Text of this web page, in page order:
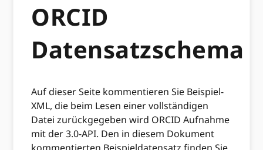
ORCID
Datensatzschema
Auf dieser Seite kommentieren Sie Beispiel-
XML, die beim Lesen einer vollständigen
Datei zurückgegeben wird ORCID Aufnahme
mit der 3.0-API. Den in diesem Dokument